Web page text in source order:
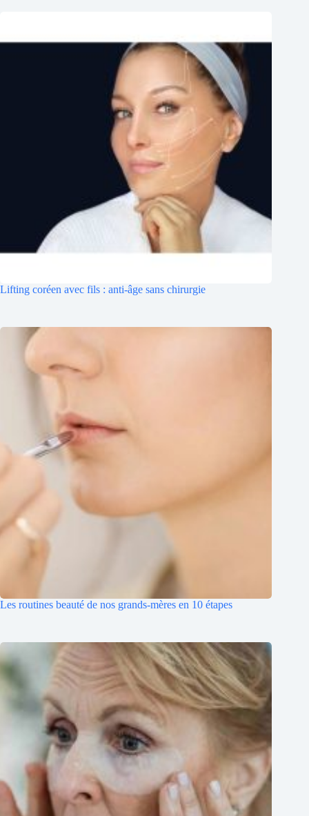
Lifting coréen avec fils : anti-âge sans chirurgie
Les routines beauté de nos grands-mères en 10 étapes